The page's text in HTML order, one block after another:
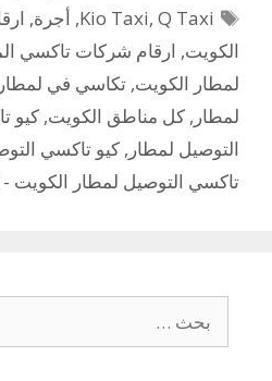
الوسوم Kio Taxi, Q Taxi
, أجرة,
الكويت, ارقام شركات تاكسي
لمطار الكويت, تكاسي في
لمطار , كل مناطق الكويت, كيو
التوصيل لمطار , كيو تاكسي
تاكسي التوصيل لمطار الكويت - 69694241
عن: